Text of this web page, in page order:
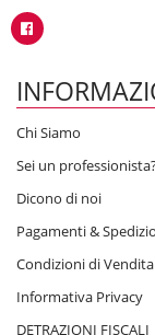
Chi Siamo
Sei un
Dicono di noi
Pagamenti &
Condizioni di Vendita
Informativa Privacy
DETRAZIONI FISCALI